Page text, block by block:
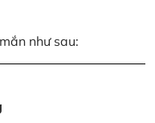
như sau: